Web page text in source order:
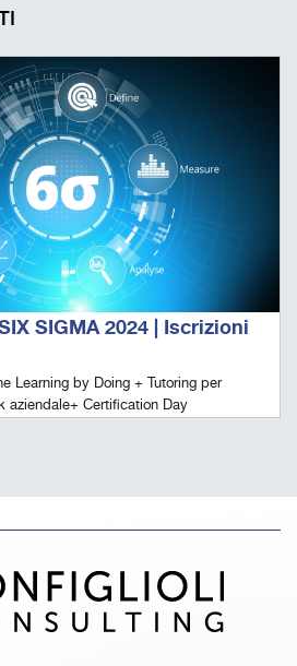
SIGMA 2024 | Iscrizioni
Learning by Doing + Tutoring per
aziendale+ Certification Day